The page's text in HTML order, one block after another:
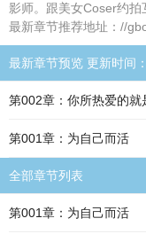
影师。跟美女Coser约拍
最新章节推荐地址：//
最新章节预览 更新时间
第002章：你所热爱的就
第001章：为自己而活
全部章节列表
第001章：为自己而活